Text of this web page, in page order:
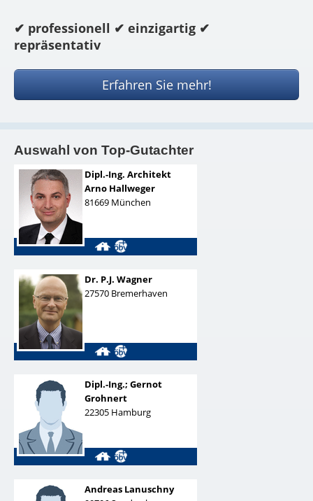
✔ professionell ✔ einzigartig ✔
repräsentativ
Erfahren Sie mehr!
Auswahl von Top-Gutachter
Dipl.-Ing. Architekt
Arno Hallweger
81669 München
Dr. P.J. Wagner
27570 Bremerhaven
Dipl.-Ing.; Gernot
Grohnert
22305 Hamburg
Andreas Lanuschny